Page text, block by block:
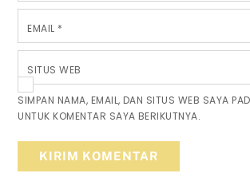
EMAIL *
SITUS WEB
SIMPAN NAMA, EMAIL, DAN SITUS WEB SAYA
UNTUK KOMENTAR SAYA BERIKUTNYA.